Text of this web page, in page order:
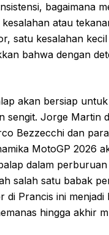
bagaimana
atau
satu kesalahan
bahwa dengan
akan bersiap
sengit. Jorge Martin
Bezzecchi dan
MotoGP 2026
dalam
salah satu babak
di Prancis ini
hingga akhir